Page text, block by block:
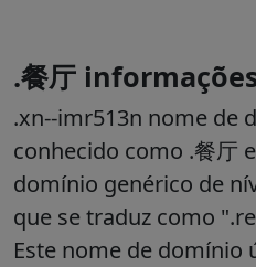
.餐厅
.xn--imr513n nome de
conhecido como .餐厅
domínio genérico de
que se traduz como
Este nome de domínio